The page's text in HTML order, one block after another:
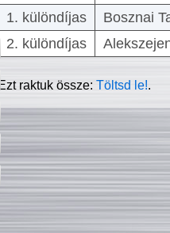
1. különdíjas
Bosznai
2. különdíjas
Ezt raktuk össze:Töltsd le!.